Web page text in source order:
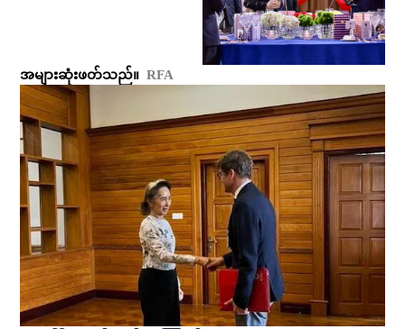
အများဆုံးဖတ်သည်။ RFA